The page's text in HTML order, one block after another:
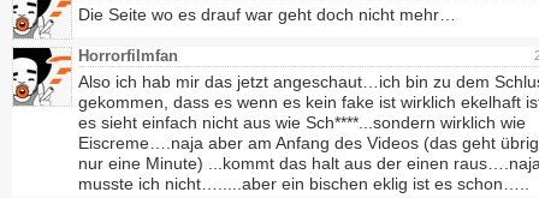
Die Seite wo es drauf war geht doch nicht mehr…
Horrorfilmfan
Also ich hab mir das jetzt angeschaut…ich bin zu dem
gekommen, dass es wenn es kein fake ist wirklich ekelhaft
es sieht einfach nicht aus wie Sch****...sondern wirklich wie
Eiscreme….naja aber am Anfang des Videos (das geht
nur eine Minute) ...kommt das halt aus der einen
musste ich nicht….....aber ein bischen eklig ist es schon…..